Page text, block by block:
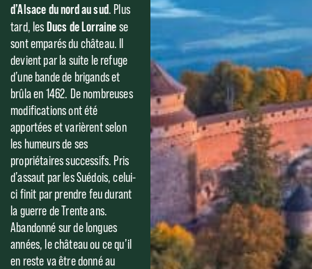
d’Alsace du nord au sud. Plus
tard, lesDucs de Lorrainese
sont emparés du château. Il
devient par la suite le refuge
d’une bande de brigands et
brûla en 1462. De nombreuses
modifications ont été
apportées et varièrent selon
les humeurs de ses
propriétaires successifs. Pris
d’assaut par les Suédois, celui-
ci finit par prendre feu durant
la guerre de Trente ans.
Abandonné sur de longues
années, le château ou ce qu’il
en reste va être donné au